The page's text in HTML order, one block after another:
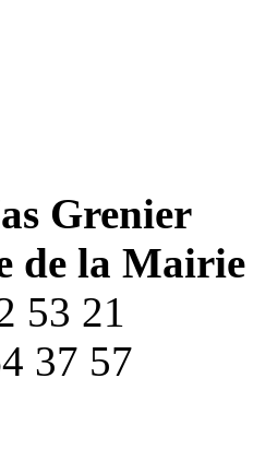
Grenier
de la Mairie
53 21
37 57